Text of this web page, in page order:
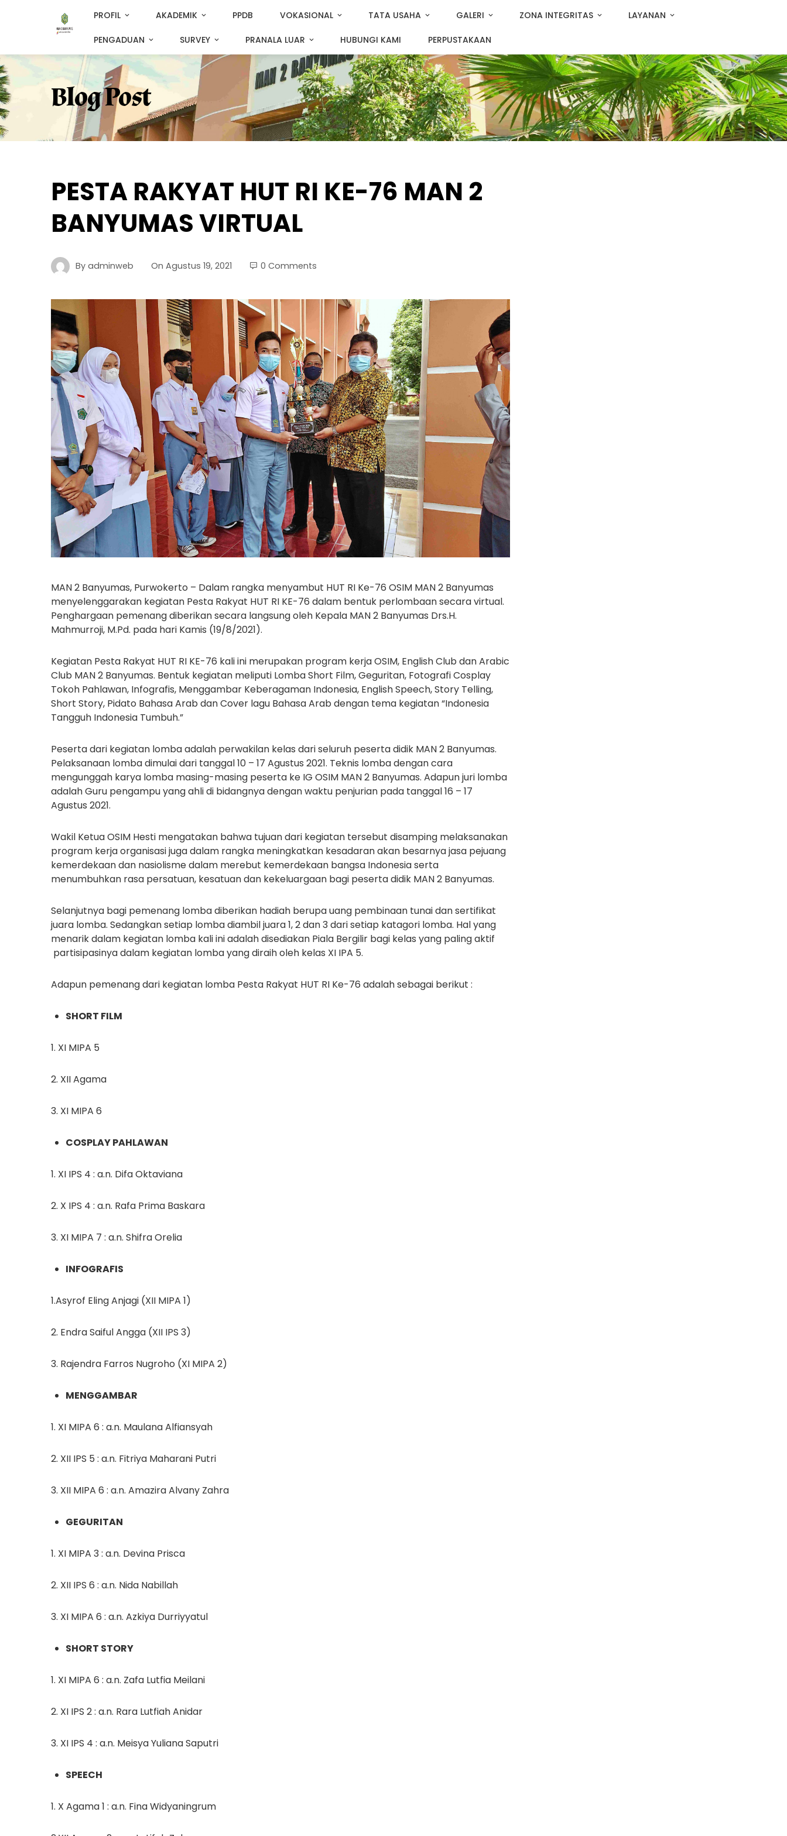
PROFIL AKADEMIK PPDB VOKASIONAL TATA USAHA GALERI ZONA INTEGRITAS LAYANAN
PENGADUAN SURVEY PRANALA LUAR HUBUNGI KAMI PERPUSTAKAAN
Blog Post
PESTA RAKYAT HUT RI KE-76 MAN 2
BANYUMAS VIRTUAL
By adminweb On Agustus 19, 2021 0 Comments
MAN 2 Banyumas, Purwokerto – Dalam rangka menyambut HUT RI Ke-76 OSIM MAN 2 Banyumas
menyelenggarakan kegiatan Pesta Rakyat HUT RI KE-76 dalam bentuk perlombaan secara virtual.
Penghargaan pemenang diberikan secara langsung oleh Kepala MAN 2 Banyumas Drs.H.
Mahmurroji, M.Pd. pada hari Kamis (19/8/2021).
Kegiatan Pesta Rakyat HUT RI KE-76 kali ini merupakan program kerja OSIM, English Club dan Arabic
Club MAN 2 Banyumas. Bentuk kegiatan meliputi Lomba Short Film, Geguritan, Fotografi Cosplay
Tokoh Pahlawan, Infografis, Menggambar Keberagaman Indonesia, English Speech, Story Telling,
Short Story, Pidato Bahasa Arab dan Cover lagu Bahasa Arab dengan tema kegiatan “Indonesia
Tangguh Indonesia Tumbuh.”
Peserta dari kegiatan lomba adalah perwakilan kelas dari seluruh peserta didik MAN 2 Banyumas.
Pelaksanaan lomba dimulai dari tanggal 10 – 17 Agustus 2021. Teknis lomba dengan cara
mengunggah karya lomba masing-masing peserta ke IG OSIM MAN 2 Banyumas. Adapun juri lomba
adalah Guru pengampu yang ahli di bidangnya dengan waktu penjurian pada tanggal 16 – 17
Agustus 2021.
Wakil Ketua OSIM Hesti mengatakan bahwa tujuan dari kegiatan tersebut disamping melaksanakan
program kerja organisasi juga dalam rangka meningkatkan kesadaran akan besarnya jasa pejuang
kemerdekaan dan nasiolisme dalam merebut kemerdekaan bangsa Indonesia serta
menumbuhkan rasa persatuan, kesatuan dan kekeluargaan bagi peserta didik MAN 2 Banyumas.
Selanjutnya bagi pemenang lomba diberikan hadiah berupa uang pembinaan tunai dan sertifikat
juara lomba. Sedangkan setiap lomba diambil juara 1, 2 dan 3 dari setiap katagori lomba. Hal yang
menarik dalam kegiatan lomba kali ini adalah disediakan Piala Bergilir bagi kelas yang paling aktif
partisipasinya dalam kegiatan lomba yang diraih oleh kelas XI IPA 5.
Adapun pemenang dari kegiatan lomba Pesta Rakyat HUT RI Ke-76 adalah sebagai berikut :
SHORT FILM
1. XI MIPA 5
2. XII Agama
3. XI MIPA 6
COSPLAY PAHLAWAN
1. XI IPS 4 : a.n. Difa Oktaviana
2. X IPS 4 : a.n. Rafa Prima Baskara
3. XI MIPA 7 : a.n. Shifra Orelia
INFOGRAFIS
1.Asyrof Eling Anjagi (XII MIPA 1)
2. Endra Saiful Angga (XII IPS 3)
3. Rajendra Farros Nugroho (XI MIPA 2)
MENGGAMBAR
1. XI MIPA 6 : a.n. Maulana Alfiansyah
2. XII IPS 5 : a.n. Fitriya Maharani Putri
3. XII MIPA 6 : a.n. Amazira Alvany Zahra
GEGURITAN
1. XI MIPA 3 : a.n. Devina Prisca
2. XII IPS 6 : a.n. Nida Nabillah
3. XI MIPA 6 : a.n. Azkiya Durriyyatul
SHORT STORY
1. XI MIPA 6 : a.n. Zafa Lutfia Meilani
2. XI IPS 2 : a.n. Rara Lutfiah Anidar
3. XI IPS 4 : a.n. Meisya Yuliana Saputri
SPEECH
1. X Agama 1 : a.n. Fina Widyaningrum